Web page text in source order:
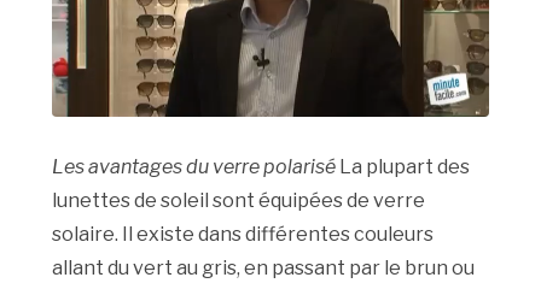
Les avantages du verre polarisé La plupart des
lunettes de soleil sont équipées de verre
solaire. Il existe dans différentes couleurs
allant du vert au gris, en passant par le brun ou